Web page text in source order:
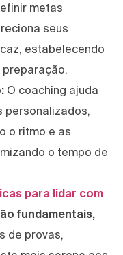
metas
seus
estabelecendo
O coaching ajuda
personalizados,
o ritmo e as
o tempo de
para lidar com
fundamentais,
de provas,